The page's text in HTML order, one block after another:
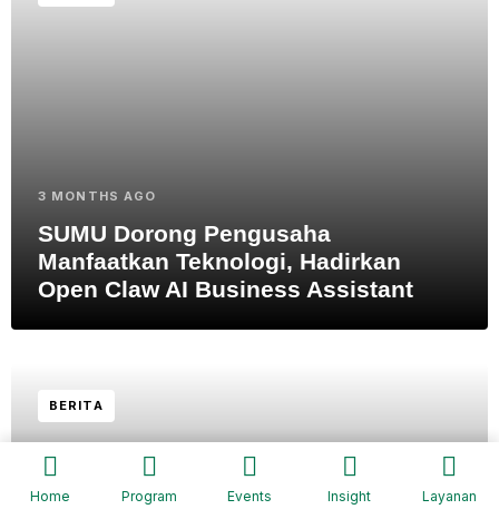
3 MONTHS AGO
SUMU Dorong Pengusaha
Manfaatkan Teknologi, Hadirkan
Open Claw AI Business Assistant
BERITA
Home Program Events Insight Layanan